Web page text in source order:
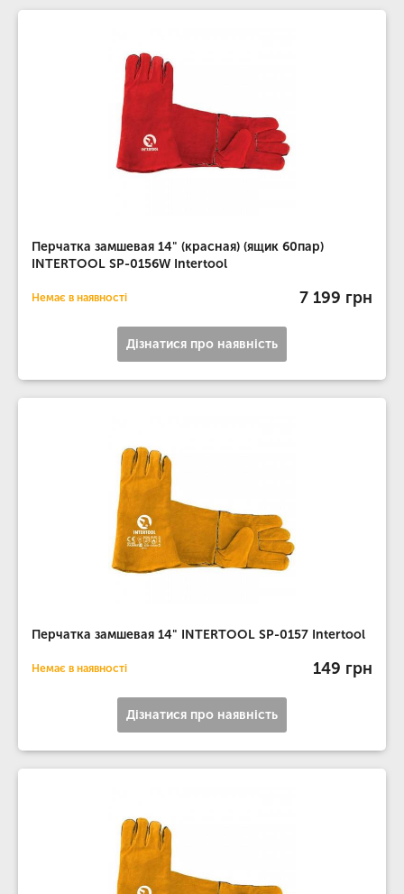
Перчатка замшевая 14" (красная) (ящик 60пар)
INTERTOOL SP-0156W Intertool
Немає в наявності 7 199 грн
Дізнатися про наявність
Перчатка замшевая 14" INTERTOOL SP-0157 Intertool
Немає в наявності 149 грн
Дізнатися про наявність